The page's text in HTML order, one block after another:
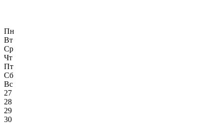
Пн
Вт
Ср
Чт
Пт
Сб
Вс
27
28
29
30